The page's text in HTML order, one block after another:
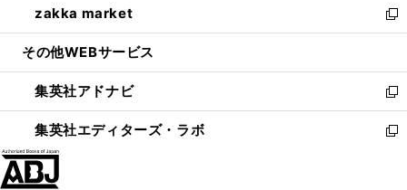
く
で
開
ド
ウ
開
く
ィ
ン
ウ
で
開
く
い
ウ
ン
ド
ウ
で
zakka market
新
し
ウ
ィ
ン
ド
その他WEBサービス
集英社アドナビ
新
し
い
集英社エディターズ・ラボ
新